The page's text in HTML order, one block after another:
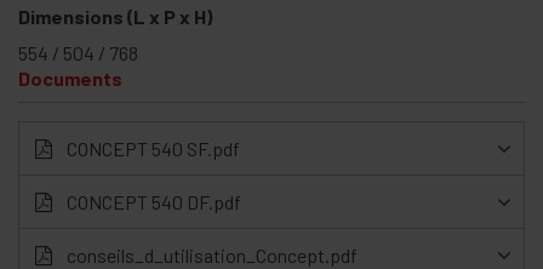
Dimensions (L x P x H)
554 / 504 / 768
Documents
CONCEPT 540 SF.pdf
CONCEPT 540 DF.pdf
conseils_d_utilisation_Concept.pdf